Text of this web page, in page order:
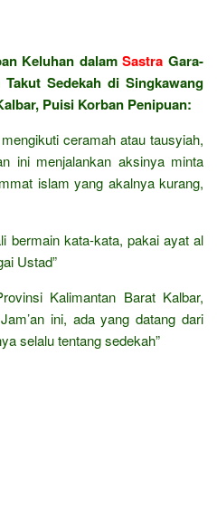
Keluhan dalamSastra Gara-
Sedekah di Singkawang
Puisi Korban Penipuan:
ceramah atau tausyiah,
ini menjalankan aksinya minta
islam yang akalnya kurang,
bermain kata-kata, pakai ayat al
Ustad”
Kalimantan Barat Kalbar,
ini, ada yang datang dari
selalu tentang sedekah”